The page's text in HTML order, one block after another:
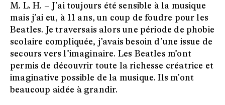
M. L. H. – J’ai toujours été sensible à la musique
mais j’ai eu, à 11 ans, un coup de foudre pour les
Beatles. Je traversais alors une période de phobie
scolaire compliquée, j’avais besoin d’une issue de
secours vers l’imaginaire. Les Beatles m’ont
permis de découvrir toute la richesse créatrice et
imaginative possible de la musique. Ils m’ont
beaucoup aidée à grandir.